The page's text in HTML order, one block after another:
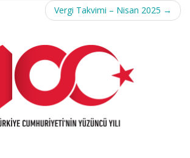
Vergi Takvimi – Nisan 2025 →